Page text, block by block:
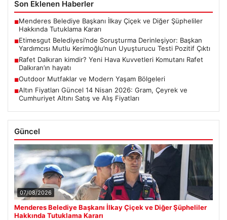
Son Eklenen Haberler
■Menderes Belediye Başkanı İlkay Çiçek ve Diğer Şüpheliler
Hakkında Tutuklama Kararı
■Etimesgut Belediyesi’nde Soruşturma Derinleşiyor: Başkan
Yardımcısı Mutlu Kerimoğlu’nun Uyuşturucu Testi Pozitif Çıktı
■Rafet Dalkıran kimdir? Yeni Hava Kuvvetleri Komutanı Rafet
Dalkıran’ın hayatı
■Outdoor Mutfaklar ve Modern Yaşam Bölgeleri
■Altın Fiyatları Güncel 14 Nisan 2026: Gram, Çeyrek ve
Cumhuriyet Altını Satış ve Alış Fiyatları
Güncel
07/08/2026
Menderes Belediye Başkanı İlkay Çiçek ve Diğer Şüpheliler
Hakkında Tutuklama Kararı